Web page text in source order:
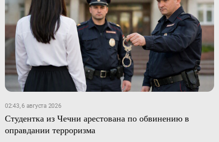
02:43, 6 августа 2026
Студентка из Чечни арестована по обвинению в
оправдании терроризма